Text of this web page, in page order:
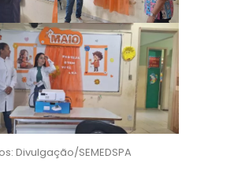
Divulgação/SEMEDSPA